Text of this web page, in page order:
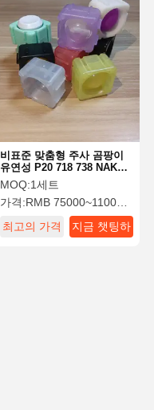
비표준 맞춤형 주사 곰팡이
유연성 P20 718 738 NAK80
S136 곰팡이 재료
MOQ:1세트
가격:RMB 75000~110000/Piece
최고의 가격
지금 챗팅하